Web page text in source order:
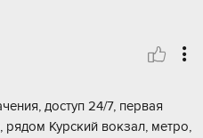
доступ 24/7, первая
Курский вокзал, метро,